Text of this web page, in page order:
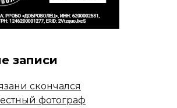
записи
скончался
фотограф